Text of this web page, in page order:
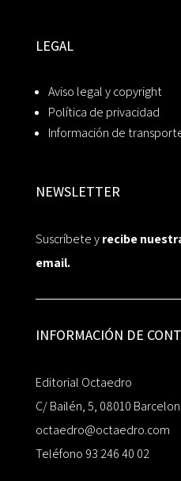
LEGAL
Aviso legal y copyright
Política de privacidad
Información de
NEWSLETTER
Suscríbete yrecibe
email.
INFORMACIÓN DE
Editorial Octaedro
C/ Bailén, 5, 08010
octaedro@octaedro.com
Teléfono 93 246 40 02